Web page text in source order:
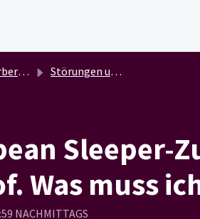
1 Störungen und Rechte der Reisenden
Sleeper-
Was muss
NACHMITTAGS